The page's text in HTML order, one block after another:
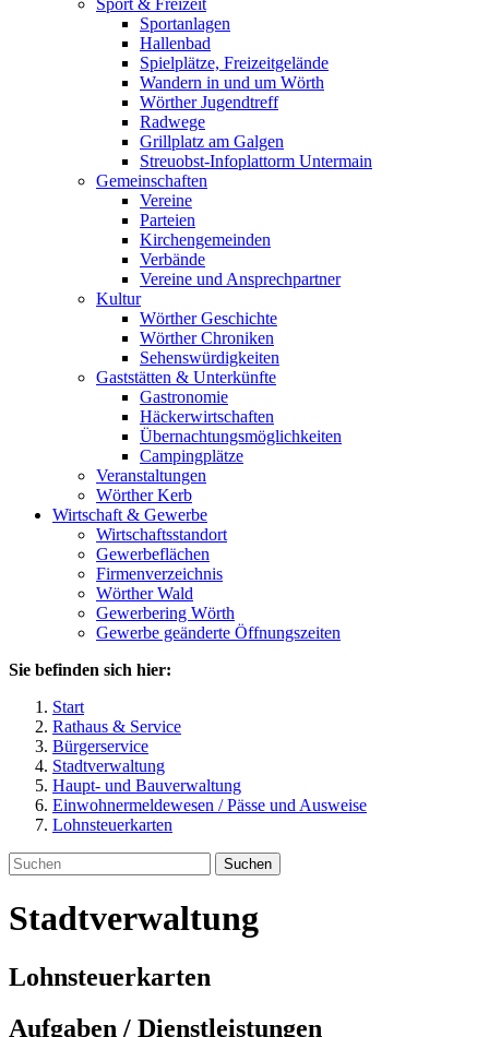
Sport & Freizeit
Sportanlagen
Hallenbad
Spielplätze, Freizeitgelände
Wandern in und um Wörth
Wörther Jugendtreff
Radwege
Grillplatz am Galgen
Streuobst-Infoplattorm Untermain
Gemeinschaften
Vereine
Parteien
Kirchengemeinden
Verbände
Vereine und Ansprechpartner
Kultur
Wörther Geschichte
Wörther Chroniken
Sehenswürdigkeiten
Gaststätten & Unterkünfte
Gastronomie
Häckerwirtschaften
Übernachtungsmöglichkeiten
Campingplätze
Veranstaltungen
Wörther Kerb
Wirtschaft & Gewerbe
Wirtschaftsstandort
Gewerbeflächen
Firmenverzeichnis
Wörther Wald
Gewerbering Wörth
Gewerbe geänderte Öffnungszeiten
Sie befinden sich hier:
Start
Rathaus & Service
Bürgerservice
Stadtverwaltung
Haupt- und Bauverwaltung
Einwohnermeldewesen / Pässe und Ausweise
Lohnsteuerkarten
Suchen
Stadtverwaltung
Lohnsteuerkarten
Aufgaben / Dienstleistungen